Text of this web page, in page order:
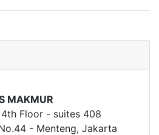
MAKMUR
4th Floor - suites 408
- Menteng, Jakarta